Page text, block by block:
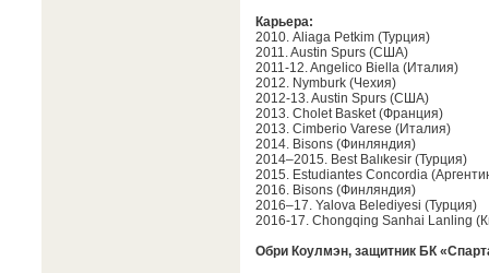
Карьера:
2010. Aliaga Petkim (Турция)
2011. Austin Spurs (США)
2011-12. Angelico Biella (Италия)
2012. Nymburk (Чехия)
2012-13. Austin Spurs (США)
2013. Cholet Basket (Франция)
2013. Cimberio Varese (Италия)
2014. Bisons (Финляндия)
2014–2015. Best Balıkesir (Турция)
2015. Estudiantes Concordia
2016. Bisons (Финляндия)
2016–17. Yalova Belediyesi (Турция)
2016-17. Chongqing Sanhai Lanling
Обри Коулмэн, защитник БК